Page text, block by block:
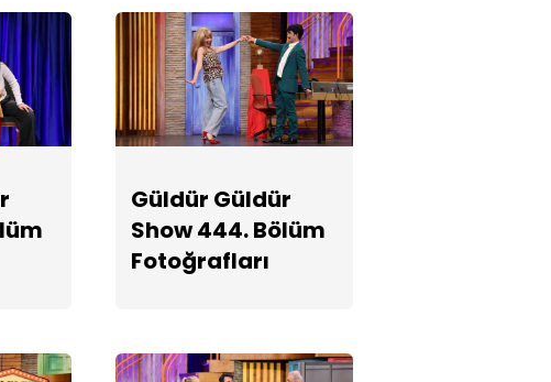
Fotoğrafları
Güldür Güldür
Show 440.
Bölüm
Güldür Güldür
Show 439.
Güldür Güldür
Show 444. Bölüm
Fotoğrafları